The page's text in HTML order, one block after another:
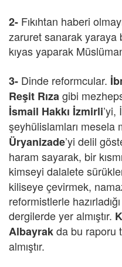
2- Fıkıhtan haberi
zaruret sanarak yaraya
kıyas yaparak
3- Dinde reformcular.
Reşit Rızagibi
İsmail Hakkı İzmirli’yi,
şeyhülislamları mesela
Üryanizade’yi delil
haram sayarak, bir
kimseyi dalalete
kiliseye çevirmek,
reformistlerle
dergilerde yer almıştır.
Albayrakda bu raporu
almıştır.